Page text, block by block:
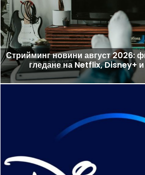
Стрийминг новини август 2026:
гледане на Netflix, Disney+